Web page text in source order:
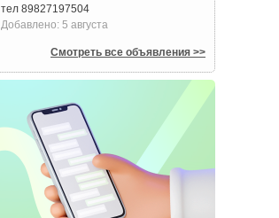
тел 89827197504
Добавлено: 5 августа
Смотреть все объявления >>